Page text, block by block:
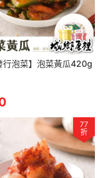
行泡菜】泡菜黃瓜420g
77
折